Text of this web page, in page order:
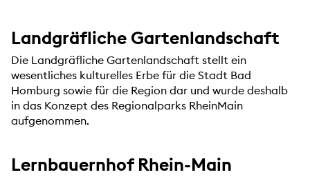
Landgräfliche Gartenlandschaft
Die Landgräfliche Gartenlandschaft stellt ein
wesentliches kulturelles Erbe für die Stadt Bad
Homburg sowie für die Region dar und wurde deshalb
in das Konzept des Regionalparks RheinMain
aufgenommen.
Lernbauernhof Rhein-Main